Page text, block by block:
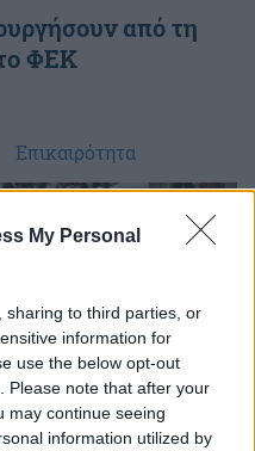
My Personal
sharing to third parties, or
information for
use the below opt-out
Please note that after your
may continue seeing
information utilized by
από τη
ΦΕΚ
Επικαιρότητα